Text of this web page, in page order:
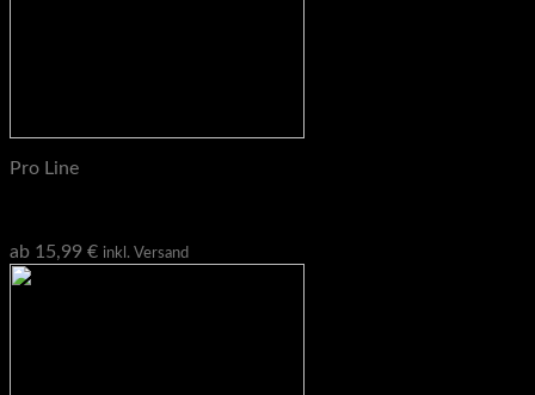
Pro Line
ab 15,99 € inkl. Versand